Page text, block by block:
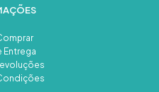
Entrega